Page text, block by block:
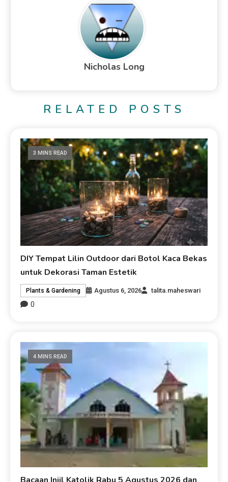
Nicholas Long
RELATED POSTS
3 MINS READ
DIY Tempat Lilin Outdoor dari Botol Kaca Bekas
untuk Dekorasi Taman Estetik
Plants & Gardening Agustus 6, 2026 talita.maheswari
0
4 MINS READ